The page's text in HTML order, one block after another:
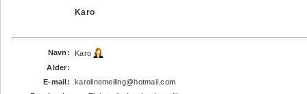
Karo
Navn:
Karo
Alder:
E-mail:
karolinemeiling@hotmail.com